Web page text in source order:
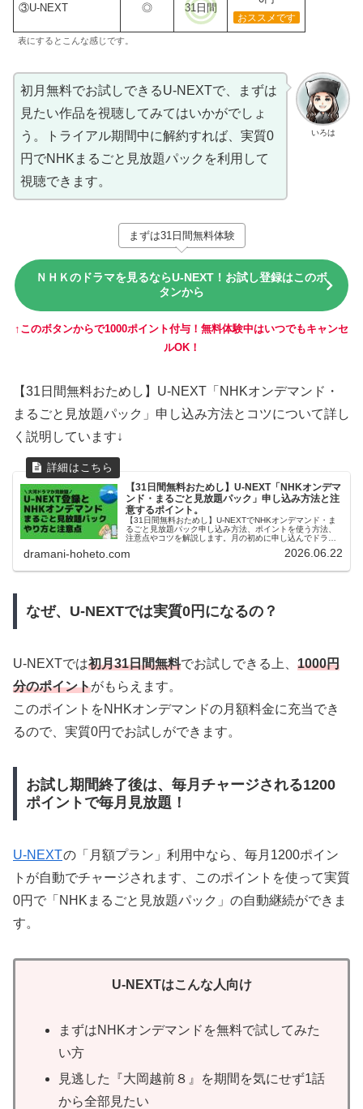
③U-NEXT ◎ 31日間
おススメです
表にするとこんな感じです。
いろは
初月無料でお試しできるU-NEXTで、まずは
見たい作品を視聴してみてはいかがでしょ
う。トライアル期間中に解約すれば、実質0
円でNHKまるごと見放題パックを利用して
視聴できます。
まずは31日間無料体験
ＮＨＫのドラマを見るならU-NEXT！お試し登録はこのボ
タンから
↑このボタンからで1000ポイント付与！無料体験中はいつでもキャンセ
ルOK！
【31日間無料おためし】U-NEXT「NHKオンデマンド・
まるごと見放題パック」申し込み方法とコツについて詳し
く説明しています↓
【31日間無料おためし】U-NEXT「NHKオンデマ
ンド・まるごと見放題パック」申し込み方法と注
意するポイント。
【31日間無料おためし】U-NEXTでNHKオンデマンド・ま
るごと見放題パック申し込み方法、ポイントを使う方法、
注意点やコツを解説します。月の初めに申し込んでドラマ
の実体験をお届けします。
dramani-hoheto.com 2026.06.22
なぜ、U-NEXTでは実質0円になるの？
U-NEXTでは初月31日間無料でお試しできる上、 1000円
分のポイントがもらえます。
このポイントをNHKオンデマンドの月額料金に充当でき
るので、実質0円でお試しができます。
お試し期間終了後は、毎月チャージされる1200
ポイントで毎月見放題！
U-NEXTの「月額プラン」利用中なら、毎月1200ポイン
トが自動でチャージされます、このポイントを使って実質
0円で「NHKまるごと見放題パック」の自動継続ができま
す。
U-NEXTはこんな人向け
まずはNHKオンデマンドを無料で試してみた
い方
見逃した『大岡越前８』を期間を気にせず1話
から全部見たい